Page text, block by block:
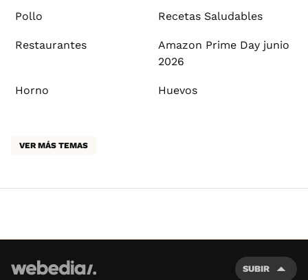
Pollo Recetas Saludables
Restaurantes
Amazon Prime Day junio
2026
Horno Huevos
VER MÁS TEMAS
SUBIR